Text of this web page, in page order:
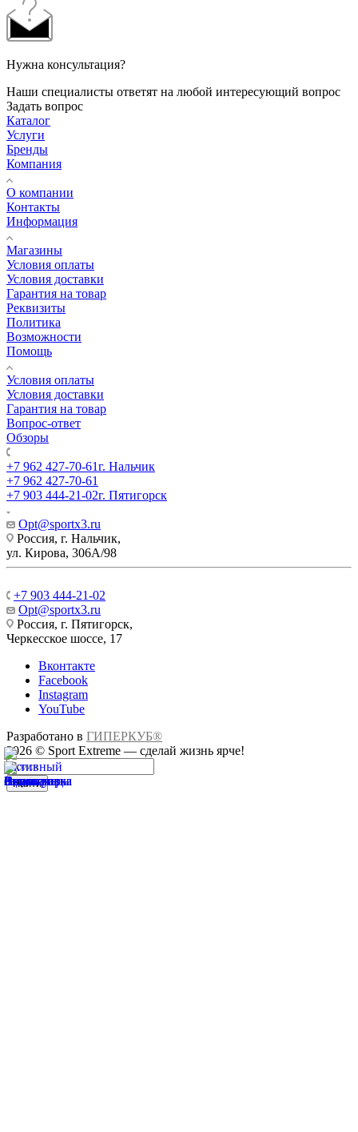
Нужна консультация?
Наши специалисты ответят на любой интересующий вопрос
Задать вопрос
Каталог
Услуги
Бренды
Компания
О компании
Контакты
Информация
Магазины
Условия оплаты
Условия доставки
Гарантия на товар
Реквизиты
Политика
Возможности
Помощь
Условия оплаты
Условия доставки
Гарантия на товар
Вопрос-ответ
Обзоры
+7 962 427-70-61г. Нальчик
+7 962 427-70-61
+7 903 444-21-02г. Пятигорск
Opt@sportx3.ru
Россия, г. Нальчик,
ул. Кирова, 306А/98
+7 903 444-21-02
Opt@sportx3.ru
Россия, г. Пятигорск,
Черкесское шоссе, 17
Вконтакте
Facebook
Instagram
YouTube
Разработано в ГИПЕРКУБ®
2026 © Sport Extreme — сделай жизнь ярче!
Найти